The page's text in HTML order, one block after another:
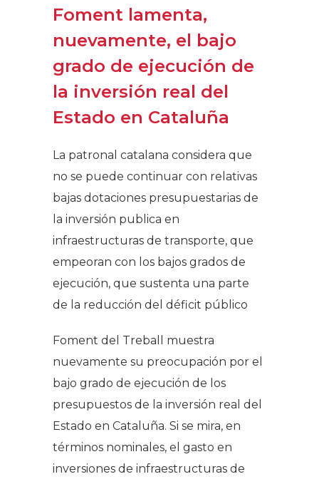
Foment lamenta,
nuevamente, el bajo
grado de ejecución de
la inversión real del
Estado en Cataluña
La patronal catalana considera que
no se puede continuar con relativas
bajas dotaciones presupuestarias de
la inversión publica en
infraestructuras de transporte, que
empeoran con los bajos grados de
ejecución, que sustenta una parte
de la reducción del déficit público
Foment del Treball muestra
nuevamente su preocupación por el
bajo grado de ejecución de los
presupuestos de la inversión real del
Estado en Cataluña. Si se mira, en
términos nominales, el gasto en
inversiones de infraestructuras de